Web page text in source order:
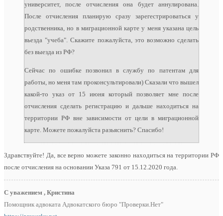
университет, после отчисления она будет аннулирована.
После отчисления планирую сразу зарегестрироваться у
родственника, но в миграционной карте у меня указана цель
вьезда "учеба". Скажите пожалуйста, это возможно сделать
без выезда из РФ?
Сейчас по ошибке позвонил в службу по патентам для
работы, но меня там проконсультировали) Сказали что вышел
какой-то указ от 15 июня который позволяет мне после
отчисления сделать регистрацию и дальше находиться на
территории РФ вне зависимости от цели в миграционной
карте. Можете пожалуйста разьяснить? Спасибо!
Здравствуйте! Да, все верно можете законно находиться на территории РФ
после отчисления на основании Указа 791 от 15.12.2020 года.
С уважением , Кристина
Помощник адвоката Адвокатского бюро "Проверки.Нет"